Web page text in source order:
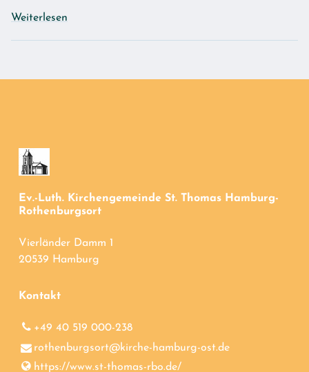
Weiterlesen
Ev.-Luth. Kirchengemeinde St. Thomas Hamburg-
Rothenburgsort
Vierländer Damm 1
20539 Hamburg
Kontakt
+49 40 519 000-238
rothenburgsort@​kirche-hamburg-ost.​de
https://www.​st-thomas-rbo.​de/